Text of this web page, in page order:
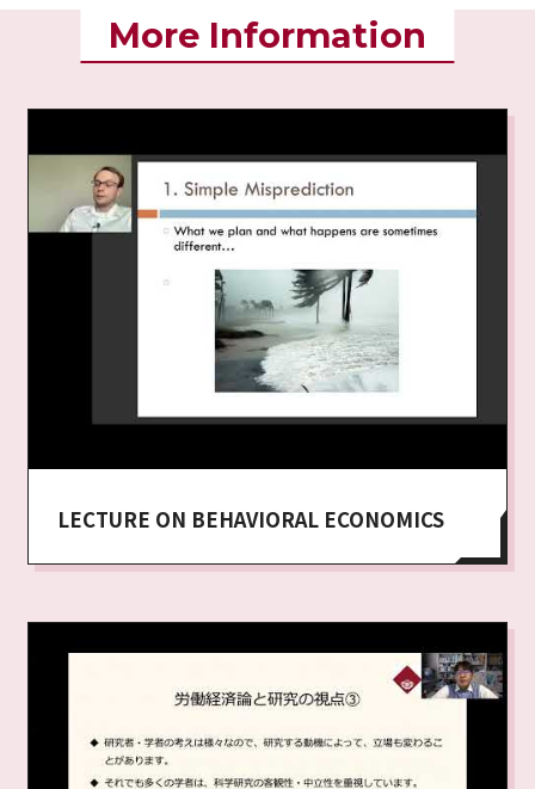
More Information
LECTURE ON BEHAVIORAL ECONOMICS